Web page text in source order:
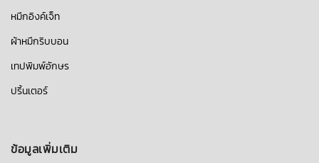
หมึกอิงค์เจ็ท
ผ้าหมึกริบบอน
เทปพิมพ์อักษร
ปริ้นเตอร์
ข้อมูลเพิ่มเติม